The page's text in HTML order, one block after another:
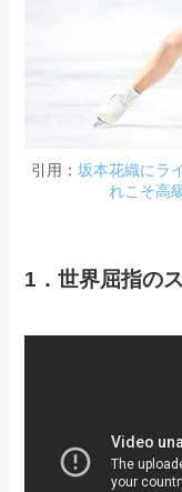
引用： 坂本花織にラ
れこそ高
1．世界屈指の